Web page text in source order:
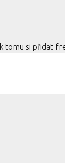
tomu si přidat